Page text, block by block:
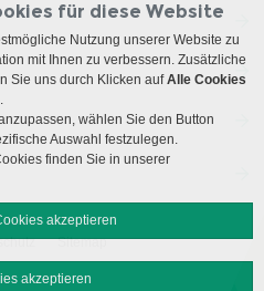
Sitemap
für diese Website
Nutzung unserer Website zu
mit Ihnen zu verbessern. Zusätzliche
Sie uns durch Klicken aufAlle Cookies
wählen Sie den Button
Auswahl festzulegen.
finden Sie in unserer
akzeptieren
akzeptieren